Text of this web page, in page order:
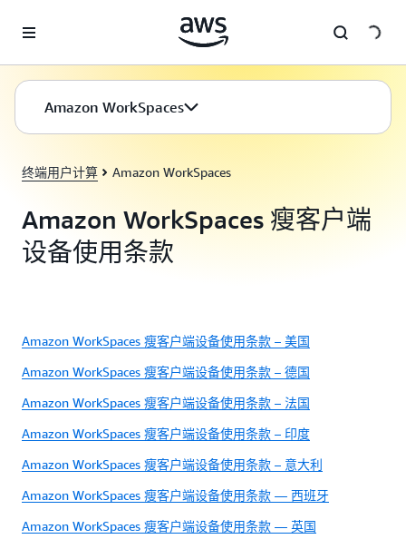
Amazon WorkSpaces
终端用户计算 Amazon WorkSpaces
Amazon WorkSpaces 瘦客户端
设备使用条款
Amazon WorkSpaces 瘦客户端设备使用条款 – 美国
Amazon WorkSpaces 瘦客户端设备使用条款 – 德国
Amazon WorkSpaces 瘦客户端设备使用条款 – 法国
Amazon WorkSpaces 瘦客户端设备使用条款 – 印度
Amazon WorkSpaces 瘦客户端设备使用条款 – 意大利
Amazon WorkSpaces 瘦客户端设备使用条款 — 西班牙
Amazon WorkSpaces 瘦客户端设备使用条款 — 英国